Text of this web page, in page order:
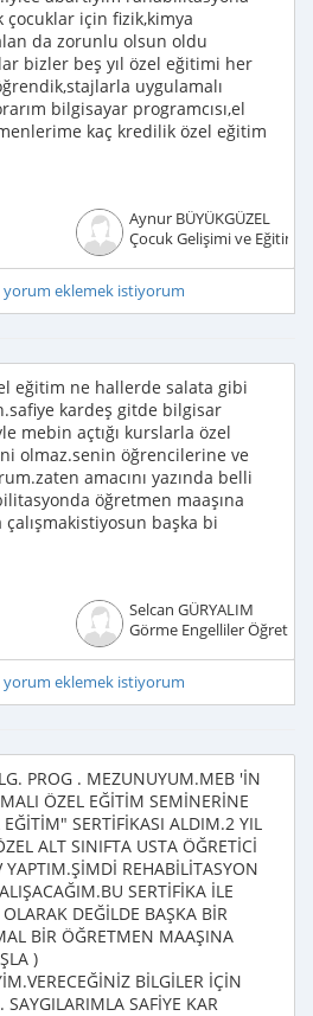
çocuklar için fizik,kimya
da zorunlu olsun oldu
bizler beş yıl özel eğitimi her
uygulamalı
bilgisayar programcısı,el
kaç kredilik özel eğitim
Aynur BÜYÜKGÜZEL
Çocuk Gelişimi ve
yorum eklemek istiyorum
eğitim ne hallerde salata gibi
kardeş gitde bilgisar
mebin açtığı kurslarla özel
olmaz.senin öğrencilerine ve
amacını yazında belli
öğretmen maaşına
çalışmakistiyosun başka bi
Selcan GÜRYALIM
Görme Engelliler
yorum eklemek istiyorum
PROG . MEZUNUYUM.MEB 'İN
ÖZEL EĞİTİM SEMİNERİNE
EĞİTİM" SERTİFİKASI ALDIM.2 YIL
ALT SINIFTA USTA ÖĞRETİCİ
YAPTIM.ŞİMDİ REHABİLİTASYON
SERTİFİKA İLE
DEĞİLDE BAŞKA BİR
BİR ÖĞRETMEN MAAŞINA
)
BİLGİLER İÇİN
SAYGILARIMLA SAFİYE KAR